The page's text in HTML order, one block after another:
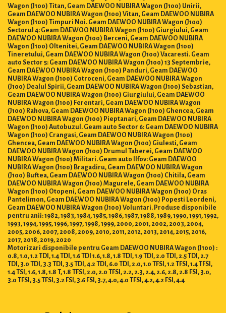
Wagon (J100) Titan, Geam DAEWOO NUBIRA Wagon (J100) Unirii,
Geam DAEWOO NUBIRA Wagon (J100) Vitan, Geam DAEWOO NUBIRA
Wagon (J100) Timpuri Noi. Geam DAEWOO NUBIRA Wagon (J100)
Sectorul 4: Geam DAEWOO NUBIRA Wagon (J100) Giurgiului, Geam
DAEWOO NUBIRA Wagon (J100) Berceni, Geam DAEWOO NUBIRA
Wagon (J100) Oltenitei, Geam DAEWOO NUBIRA Wagon (J100)
Tineretului, Geam DAEWOO NUBIRA Wagon (J100) Vacaresti. Geam
auto Sector 5: Geam DAEWOO NUBIRA Wagon (J100) 13 Septembrie,
Geam DAEWOO NUBIRA Wagon (J100) Panduri, Geam DAEWOO
NUBIRA Wagon (J100) Cotroceni, Geam DAEWOO NUBIRA Wagon
(J100) Dealul Spirii, Geam DAEWOO NUBIRA Wagon (J100) Sebastian,
Geam DAEWOO NUBIRA Wagon (J100) Giurgiului, Geam DAEWOO
NUBIRA Wagon (J100) Ferentari, Geam DAEWOO NUBIRA Wagon
(J100) Rahova, Geam DAEWOO NUBIRA Wagon (J100) Ghencea, Geam
DAEWOO NUBIRA Wagon (J100) Pieptanari, Geam DAEWOO NUBIRA
Wagon (J100) Autobuzul. Geam auto Sector 6: Geam DAEWOO NUBIRA
Wagon (J100) Crangasi, Geam DAEWOO NUBIRA Wagon (J100)
Ghencea, Geam DAEWOO NUBIRA Wagon (J100) Giulesti, Geam
DAEWOO NUBIRA Wagon (J100) Drumul Taberei, Geam DAEWOO
NUBIRA Wagon (J100) Militari. Geam auto Ilfov: Geam DAEWOO
NUBIRA Wagon (J100) Bragadiru, Geam DAEWOO NUBIRA Wagon
(J100) Buftea, Geam DAEWOO NUBIRA Wagon (J100) Chitila, Geam
DAEWOO NUBIRA Wagon (J100) Magurele, Geam DAEWOO NUBIRA
Wagon (J100) Otopeni, Geam DAEWOO NUBIRA Wagon (J100) Oras
Pantelimon, Geam DAEWOO NUBIRA Wagon (J100) Popesti Leordeni,
Geam DAEWOO NUBIRA Wagon (J100) Voluntari. Produse disponibile
pentru anii: 1982, 1983, 1984, 1985, 1986, 1987, 1988, 1989, 1990, 1991, 1992,
1993, 1994, 1995, 1996, 1997, 1998, 1999, 2000, 2001, 2002, 2003, 2004,
2005, 2006, 2007, 2008, 2009, 2010, 2011, 2012, 2013, 2014, 2015, 2016,
2017, 2018, 2019, 2020
Motorizari disponibile pentru Geam DAEWOO NUBIRA Wagon (J100) :
0.8, 1.0, 1.2 TDI, 1.4 TDI, 1.6 TDI 1.6, 1.8, 1.8 TDI, 1.9 TDI, 2.0 TDI, 2.5 TDI, 2.7
TDI, 3.0 TDI, 3.3 TDI, 3.5 TDI, 4.2 TDI, 6.0 TDI, 2.0, 1.0 TFSI, 1.2 TFSI, 1.4 TFSI,
1.4 TSI, 1.6, 1.8, 1.8 T, 1.8 TFSI, 2.0, 2.0 TFSI, 2.2, 2.3, 2.4, 2.6, 2.8, 2.8 FSI, 3.0,
3.0 TFSI, 3.5 TFSI, 3.2 FSI, 3.6 FSI, 3.7, 4.0, 4.0 TFSI, 4.2, 4.2 FSI, 4.4